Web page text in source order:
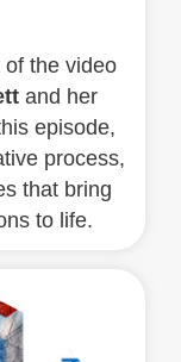
the video
and her
episode,
process,
that bring
to life.